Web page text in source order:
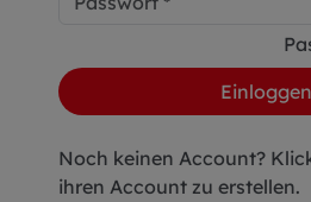
Einloggen
Noch keinen Account?
ihren Account zu erstellen.